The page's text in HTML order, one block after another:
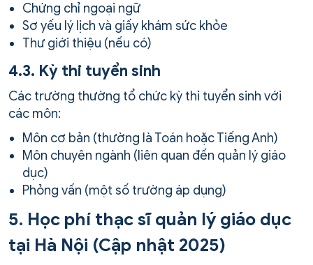
Chứng chỉ ngoại ngữ
Sơ yếu lý lịch và giấy khám sức khỏe
Thư giới thiệu (nếu có)
4.3. Kỳ thi tuyển sinh
Các trường thường tổ chức kỳ thi tuyển sinh với
các môn:
Môn cơ bản (thường là Toán hoặc Tiếng Anh)
Môn chuyên ngành (liên quan đến quản lý giáo
dục)
Phỏng vấn (một số trường áp dụng)
5. Học phí thạc sĩ quản lý giáo dục
tại Hà Nội (Cập nhật 2025)